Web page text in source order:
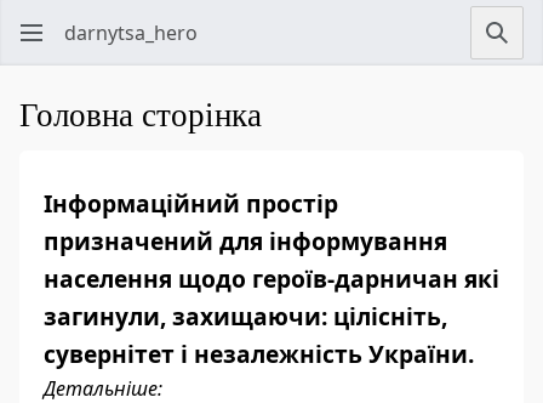
darnytsa_hero
Головна сторінка
Інформаційний простір
призначений для інформування
населення щодо героїв-дарничан які
загинули, захищаючи: цілісніть,
сувернітет і незалежність України.
Детальніше: